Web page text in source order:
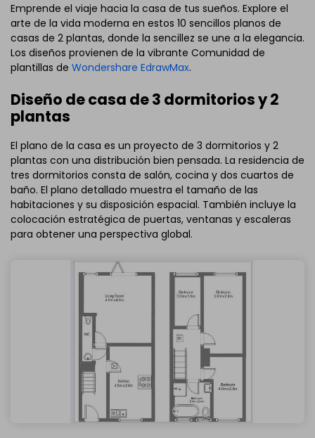
Emprende el viaje hacia la casa de tus sueños. Explore el
arte de la vida moderna en estos 10 sencillos planos de
casas de 2 plantas, donde la sencillez se une a la elegancia.
Los diseños provienen de la vibrante Comunidad de
plantillas de Wondershare EdrawMax.
Diseño de casa de 3 dormitorios y 2
plantas
El plano de la casa es un proyecto de 3 dormitorios y 2
plantas con una distribución bien pensada. La residencia de
tres dormitorios consta de salón, cocina y dos cuartos de
baño. El plano detallado muestra el tamaño de las
habitaciones y su disposición espacial. También incluye la
colocación estratégica de puertas, ventanas y escaleras
para obtener una perspectiva global.